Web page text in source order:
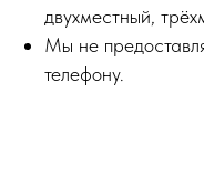
двухместный,
Мы не
телефону.